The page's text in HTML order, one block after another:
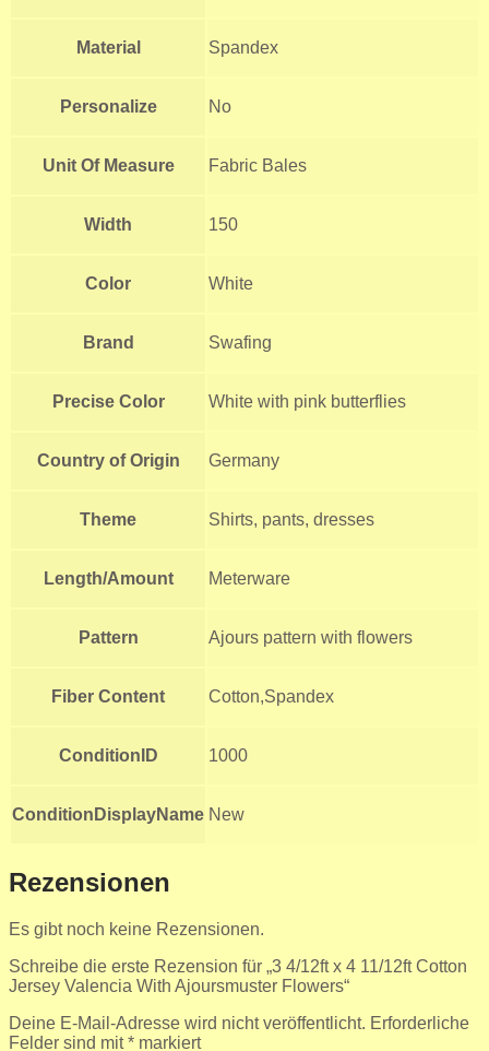
Material Spandex
Personalize No
Unit Of Measure Fabric Bales
Width 150
Color White
Brand Swafing
Precise Color White with pink butterflies
Country of Origin Germany
Theme Shirts, pants, dresses
Length/Amount Meterware
Pattern Ajours pattern with flowers
Fiber Content Cotton,Spandex
ConditionID 1000
ConditionDisplayName New
Rezensionen
Es gibt noch keine Rezensionen.
Schreibe die erste Rezension für „3 4/12ft x 4 11/12ft Cotton
Jersey Valencia With Ajoursmuster Flowers“
Deine E-Mail-Adresse wird nicht veröffentlicht. Erforderliche
Felder sind mit* markiert